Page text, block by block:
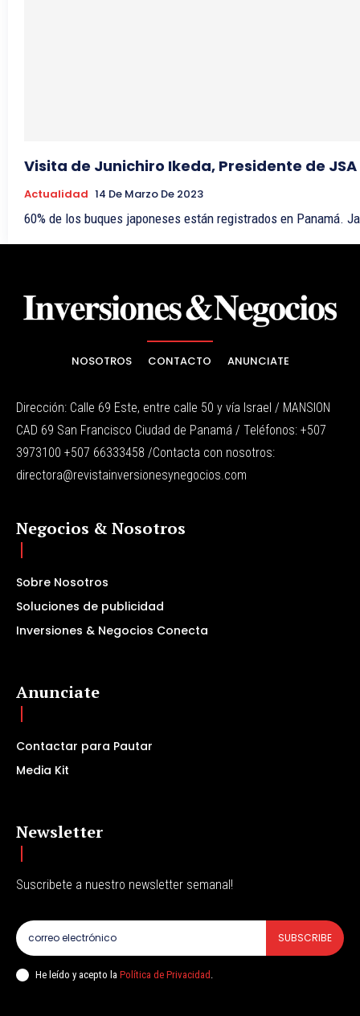
Visita de Junichiro Ikeda, Presidente de
Actualidad 14 De Marzo De 2023
NOSOTROS CONTACTO ANUNCIATE
Dirección: Calle 69 Este, entre calle 50 y vía Israel / MANSION
CAD 69 San Francisco Ciudad de Panamá / Teléfonos: +507
3973100 +507 66333458 /Contacta con nosotros:
directora@revistainversionesynegocios.com
Negocios & Nosotros
Sobre Nosotros
Soluciones de publicidad
Inversiones & Negocios Conecta
Anunciate
Contactar para Pautar
Media Kit
Newsletter
Suscribete a nuestro newsletter semanal!
SUBSCRIBE
He leído y acepto la Política de Privacidad